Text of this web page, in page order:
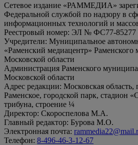
Сетевое издание «РАММЕДИА»
Федеральной службой по надзору в
информационных технологий и
Реестровый номер: ЭЛ № ФС77-85277
Учредители: Муниципальное
«Раменский медиацентр» Раменского
Московской области
Администрация Раменского
Московской области
Адрес редакции: Московская область,
Раменское, городской парк, стадион
трибуна, строение ¼
Директор: Скороспелова М.А.
Главный редактор: Бурова М.О.
Электронная почта:
Телефон: 8-496-46-3-12-67